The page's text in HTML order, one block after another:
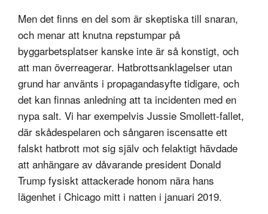
Men det finns en del som är skeptiska till snaran,
och menar att knutna repstumpar på
byggarbetsplatser kanske inte är så konstigt, och
att man överreagerar. Hatbrottsanklagelser utan
grund har använts i propagandasyfte tidigare, och
det kan finnas anledning att ta incidenten med en
nypa salt. Vi har exempelvis Jussie Smollett-fallet,
där skådespelaren och sångaren iscensatte ett
falskt hatbrott mot sig själv och felaktigt hävdade
att anhängare av dåvarande president Donald
Trump fysiskt attackerade honom nära hans
lägenhet i Chicago mitt i natten i januari 2019.